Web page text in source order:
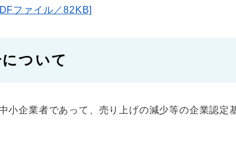
ファイル／82KB]
ついて
小企業者であって、売り上げの減少等の企業認定